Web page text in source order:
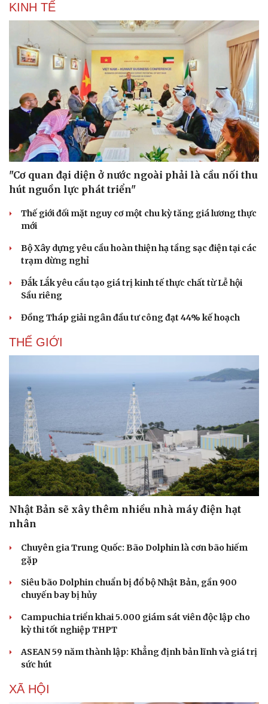
Thông tin doanh nghiệp
Doanh nghiệp 24h
Doanh nhân
Vì cộng đồng
Sành điệu
Trải nghiệm
KINH TẾ
"Cơ quan đại diện ở nước ngoài phải là cầu nối thu
hút nguồn lực phát triển"
Thế giới đối mặt nguy cơ một chu kỳ tăng giá lương thực
mới
Bộ Xây dựng yêu cầu hoàn thiện hạ tầng sạc điện tại các
trạm dừng nghỉ
Đắk Lắk yêu cầu tạo giá trị kinh tế thực chất từ Lễ hội
Sầu riêng
Đồng Tháp giải ngân đầu tư công đạt 44% kế hoạch
THẾ GIỚI
Nhật Bản sẽ xây thêm nhiều nhà máy điện hạt
nhân
Chuyên gia Trung Quốc: Bão Dolphin là cơn bão hiếm
gặp
Siêu bão Dolphin chuẩn bị đổ bộ Nhật Bản, gần 900
chuyến bay bị hủy
Campuchia triển khai 5.000 giám sát viên độc lập cho
kỳ thi tốt nghiệp THPT
ASEAN 59 năm thành lập: Khẳng định bản lĩnh và giá trị
sức hút
XÃ HỘI